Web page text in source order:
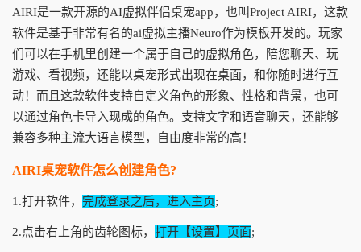
AIRI是一款开源的AI虚拟伴侣桌宠app，也叫Project AIRI，这款
软件是基于非常有名的ai虚拟主播Neuro作为模板开发的。玩家
们可以在手机里创建一个属于自己的虚拟角色，陪您聊天、玩
游戏、看视频，还能以桌宠形式出现在桌面，和你随时进行互
动！而且这款软件支持自定义角色的形象、性格和背景，也可
以通过角色卡导入现成的角色。支持文字和语音聊天，还能够
兼容多种主流大语言模型，自由度非常的高！
AIRI桌宠软件怎么创建角色?
1.打开软件， 完成登录之后，进入主页;
2.点击右上角的齿轮图标， 打开【设置】页面;